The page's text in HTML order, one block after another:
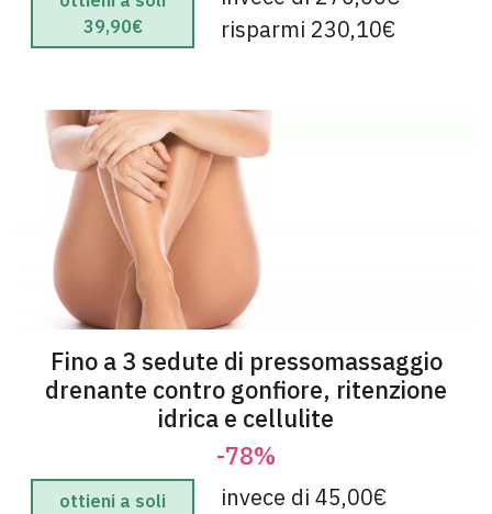
39,90€
risparmi 230,10€
Fino a 3 sedute di pressomassaggio
drenante contro gonfiore, ritenzione
idrica e cellulite
-78%
ottieni a soli
invece di 45,00€